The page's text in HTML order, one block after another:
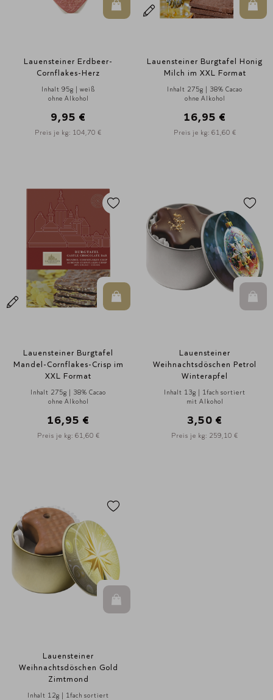
In den Warenkorb
Lauensteiner Erdbeer-
Cornflakes-Herz
Inhalt 95g | weiß
ohne Alkohol
9,95 €
Preis je kg: 104,70 €
In
Lauensteiner Burgtafel Honig
Milch im XXL Format
Inhalt 275g | 38% Cacao
ohne Alkohol
16,95 €
Preis je kg: 61,60 €
In den Warenkorb
Lauensteiner Burgtafel
Mandel-Cornflakes-Crisp im
XXL Format
Inhalt 275g | 38% Cacao
ohne Alkohol
16,95 €
Preis je kg: 61,60 €
In
Lauensteiner
Weihnachtsdöschen Petrol
Winterapfel
Inhalt 13g | 1fach sortiert
mit Alkohol
3,50 €
Preis je kg: 259,10 €
In den Warenkorb
Lauensteiner
Weihnachtsdöschen Gold
Zimtmond
Inhalt 12g | 1fach sortiert